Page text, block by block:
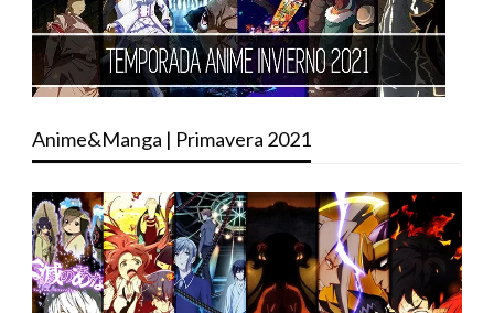
Anime&Manga | Primavera 2021